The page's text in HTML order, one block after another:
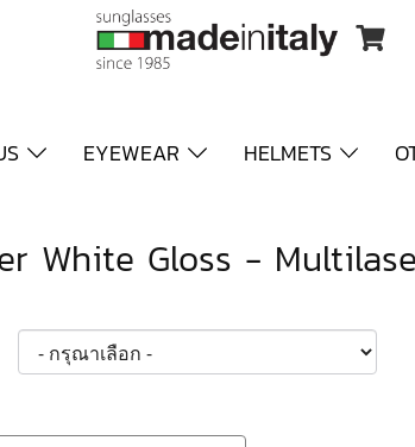
EYEWEAR HELMETS
White Gloss -